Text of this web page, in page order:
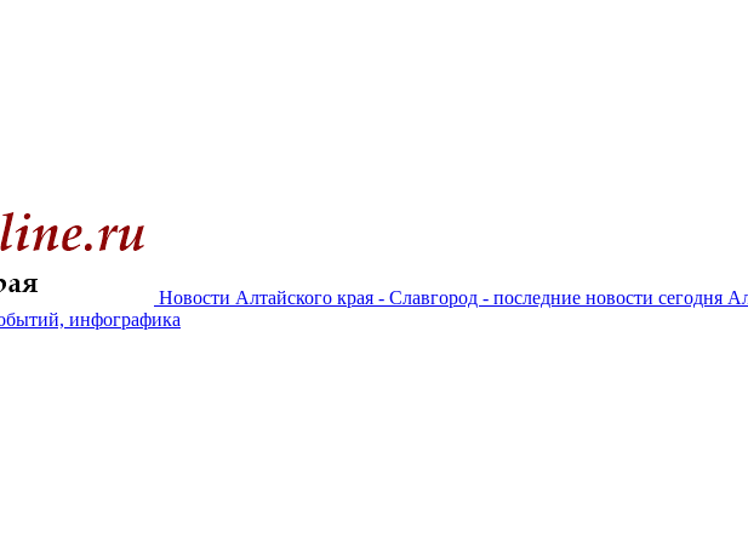
Новости Алтайского края - Славгород - последние новости сегодня
инфографика